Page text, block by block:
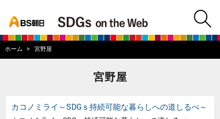
BS朝日SDGs
ホーム 宮野屋
宮野屋
カコノミライ～SDGｓ持続可能な暮らしへの道しるべ～